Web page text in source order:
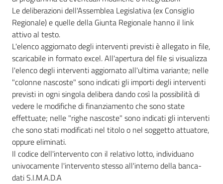
Le deliberazioni dell'Assemblea Legislativa (ex Consiglio
Regionale) e quelle della Giunta Regionale hanno il link
attivo al testo.
L'elenco aggiornato degli interventi previsti è allegato in file,
scaricabile in formato excel. All'apertura del file si visualizza
l'elenco degli interventi aggiornato all'ultima variante; nelle
"colonne nascoste" sono indicati gli importi degli interventi
previsti in ogni singola delibera dando così la possibilità di
vedere le modifiche di finanziamento che sono state
effettuate; nelle "righe nascoste" sono indicati gli interventi
che sono stati modificati nel titolo o nel soggetto attuatore,
oppure eliminati.
Il codice dell'intervento con il relativo lotto, individuano
univocamente l'intervento stesso all'interno della banca-
dati S.I.M.A.D.A